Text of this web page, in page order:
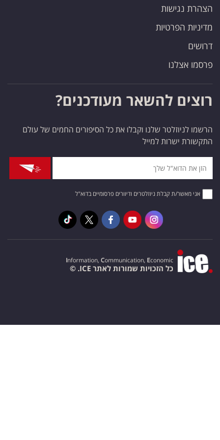
הצהרת נגישות
מדיניות הפרטיות
דרושים
פרסמו אצלנו
רוצים להשאר מעודכנים?
הרשמו לניוזלטר שלנו וקבלו את כל הסיפורים החמים של עולם
התקשורת ישרות למייל
אני מאשר/ת קבלת ניוזלטרים ודיוורים פרסומיים בדוא"ל
Information, Communication, Economic
כל הזכויות שמורות לאתר ICE. ©